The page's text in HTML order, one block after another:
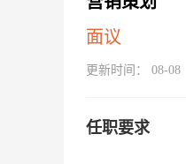
面议
更新时间： 08-08
任职要求